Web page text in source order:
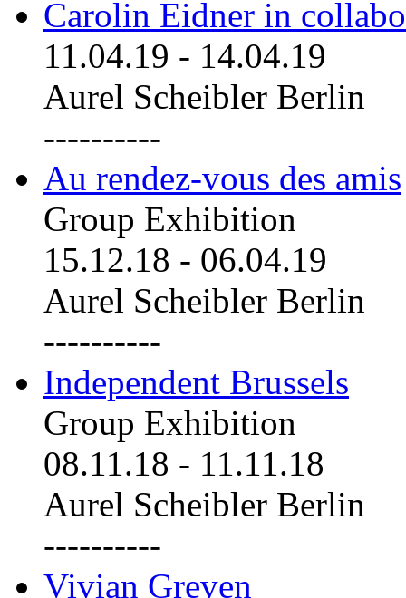
Carolin Eidner in
11.04.19 - 14.04.19
Aurel Scheibler Berlin
----------
Au rendez-vous des amis
Group Exhibition
15.12.18 - 06.04.19
Aurel Scheibler Berlin
----------
Independent Brussels
Group Exhibition
08.11.18 - 11.11.18
Aurel Scheibler Berlin
----------
Vivian Greven